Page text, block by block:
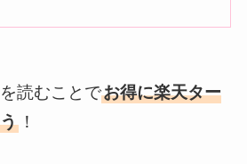
読むことでお得に楽天ター
！